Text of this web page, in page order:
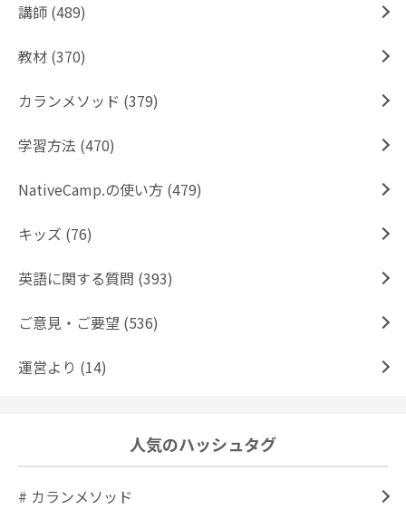
講師 (489)
教材 (370)
カランメソッド (379)
学習方法 (470)
NativeCamp.の使い方 (479)
キッズ (76)
英語に関する質問 (393)
ご意見・ご要望 (536)
運営より (14)
人気のハッシュタグ
# カランメソッド